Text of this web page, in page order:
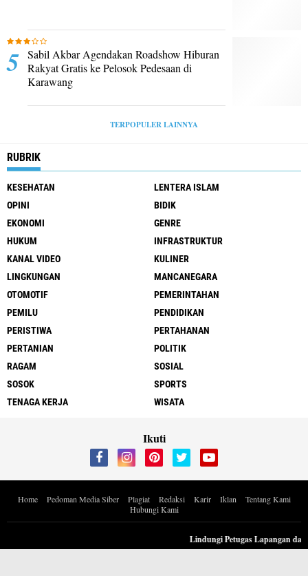
Sabil Akbar Agendakan Roadshow Hiburan
Rakyat Gratis ke Pelosok Pedesaan di
Karawang
TERPOPULER LAINNYA
RUBRIK
KESEHATAN
LENTERA ISLAM
OPINI
BIDIK
EKONOMI
GENRE
HUKUM
INFRASTRUKTUR
KANAL VIDEO
KULINER
LINGKUNGAN
MANCANEGARA
OTOMOTIF
PEMERINTAHAN
PEMILU
PENDIDIKAN
PERISTIWA
PERTAHANAN
PERTANIAN
POLITIK
RAGAM
SOSIAL
SOSOK
SPORTS
TENAGA KERJA
WISATA
Ikuti
Lindungi Petugas Lapangan dari
Home Pedoman Media Siber Plagiat Redaksi Karir Iklan
Tentang Kami
Hubungi Kami
2026 Berita Inspiratif Progresif.id by ApoedCyber